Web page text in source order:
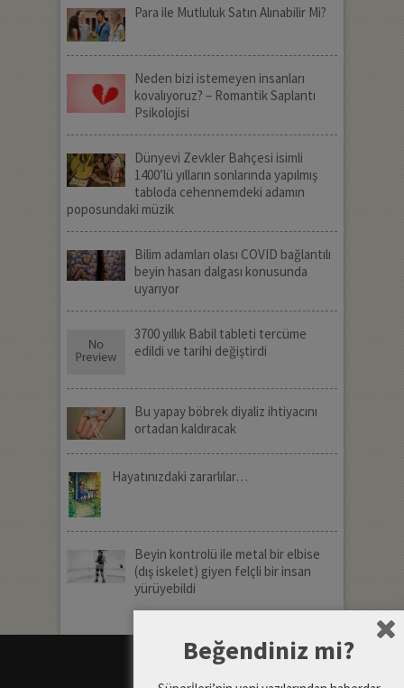
Para ile Mutluluk Satın Alınabilir Mi?
Neden bizi istemeyen insanları
kovalıyoruz? – Romantik Saplantı
Psikolojisi
Dünyevi Zevkler Bahçesi isimli
1400’lü yılların sonlarında yapılmış
tabloda cehennemdeki adamın
poposundaki müzik
Bilim adamları olası COVID bağlantılı
beyin hasarı dalgası konusunda
uyarıyor
3700 yıllık Babil tableti tercüme
edildi ve tarihi değiştirdi
Bu yapay böbrek diyaliz ihtiyacını
ortadan kaldıracak
Hayatınızdaki zararlılar…
Beyin kontrolü ile metal bir elbise
(dış iskelet) giyen felçli bir insan
yürüyebildi
Beğendiniz mi?